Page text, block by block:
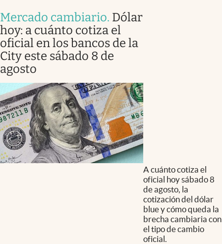
Mercado cambiario. Dólar
hoy: a cuánto cotiza el
oficial en los bancos de la
City este sábado 8 de
agosto
A cuánto cotiza el
oficial hoy sábado 8
de agosto, la
cotización del dólar
blue y cómo queda la
brecha cambiaria con
el tipo de cambio
oficial.